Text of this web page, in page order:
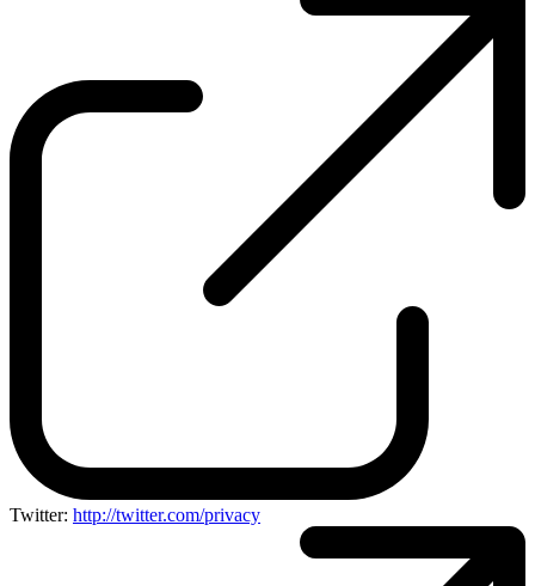
Twitter: http://twitter.com/privacy